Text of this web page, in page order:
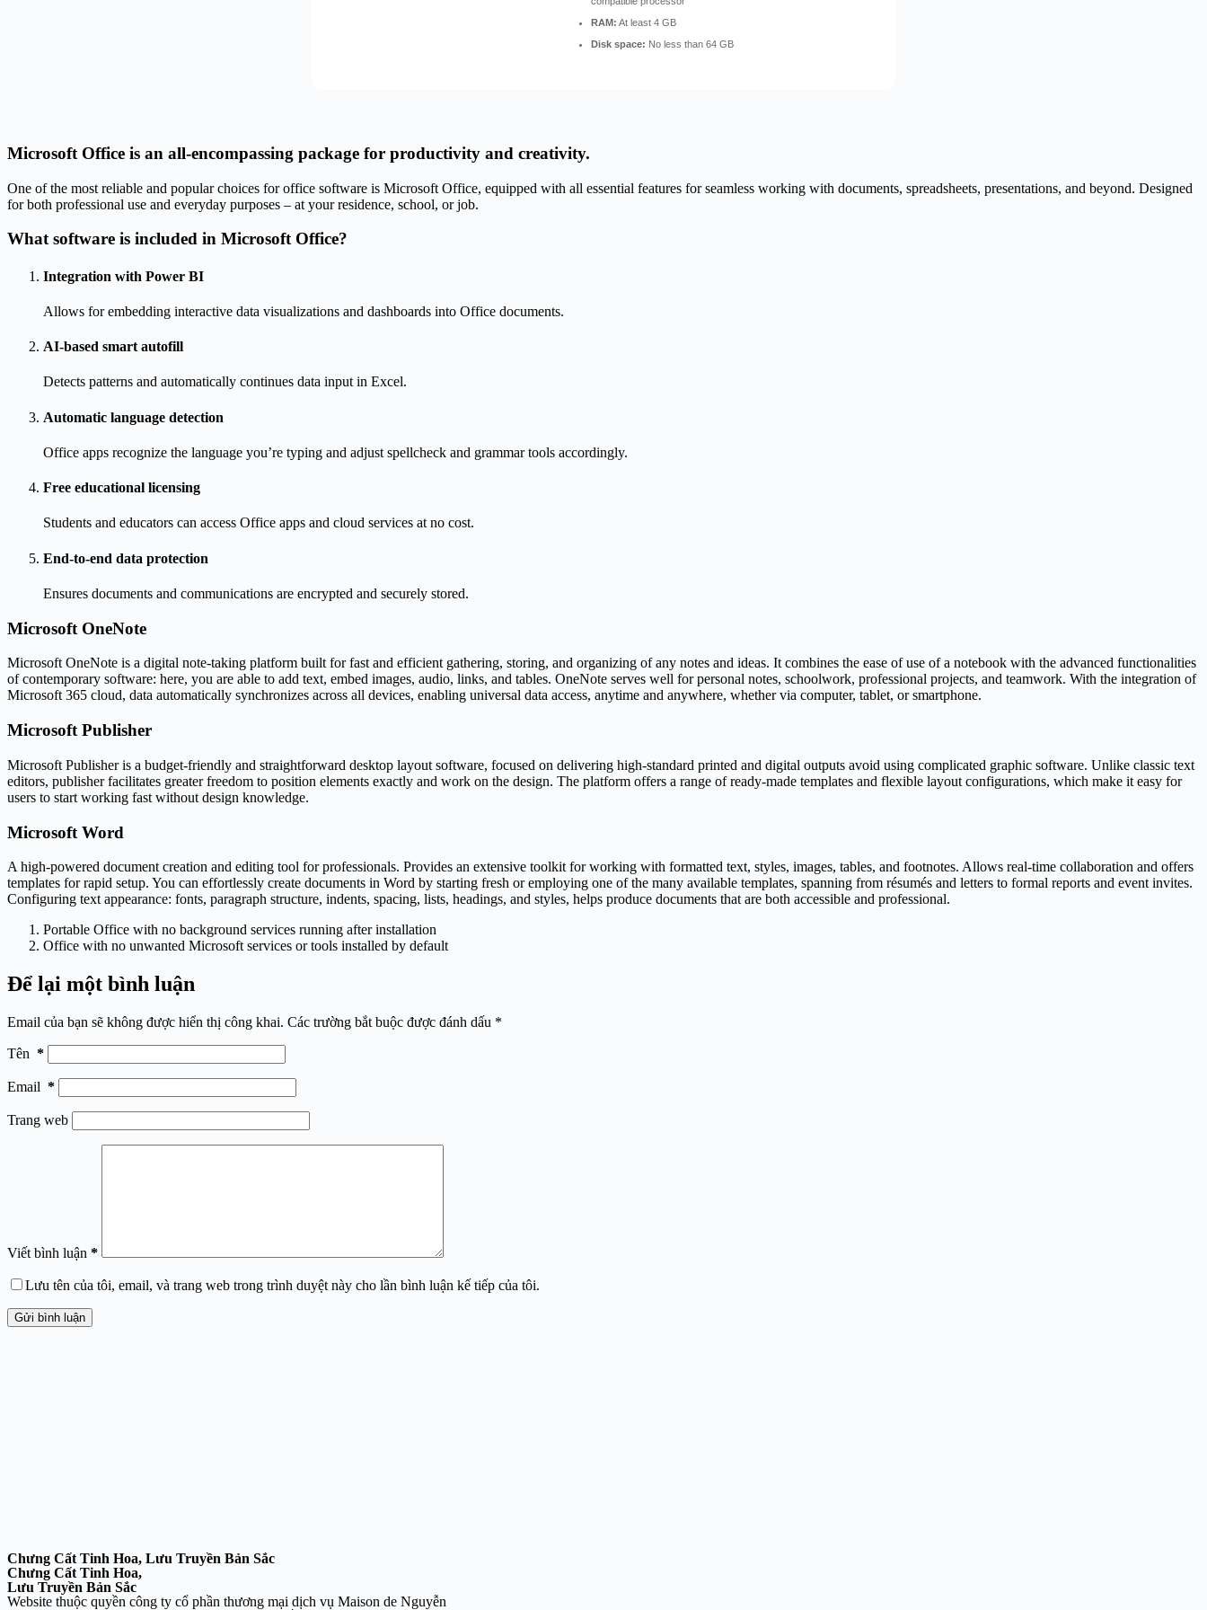
RAM: At least 4 GB
Disk space: No less than 64 GB
Microsoft Office is an all-encompassing package for productivity and creativity.
One of the most reliable and popular choices for office software is Microsoft Office, equipped with all essential features for seamless working with documents, spreadsheets, presentations, and beyond. Designed
for both professional use and everyday purposes – at your residence, school, or job.
What software is included in Microsoft Office?
Integration with Power BI
Allows for embedding interactive data visualizations and dashboards into Office documents.
AI-based smart autofill
Detects patterns and automatically continues data input in Excel.
Automatic language detection
Office apps recognize the language you’re typing and adjust spellcheck and grammar tools accordingly.
Free educational licensing
Students and educators can access Office apps and cloud services at no cost.
End-to-end data protection
Ensures documents and communications are encrypted and securely stored.
Microsoft OneNote
Microsoft OneNote is a digital note-taking platform built for fast and efficient gathering, storing, and organizing of any notes and ideas. It combines the ease of use of a notebook with the advanced functionalities
of contemporary software: here, you are able to add text, embed images, audio, links, and tables. OneNote serves well for personal notes, schoolwork, professional projects, and teamwork. With the integration of
Microsoft 365 cloud, data automatically synchronizes across all devices, enabling universal data access, anytime and anywhere, whether via computer, tablet, or smartphone.
Microsoft Publisher
Microsoft Publisher is a budget-friendly and straightforward desktop layout software, focused on delivering high-standard printed and digital outputs avoid using complicated graphic software. Unlike classic text
editors, publisher facilitates greater freedom to position elements exactly and work on the design. The platform offers a range of ready-made templates and flexible layout configurations, which make it easy for
users to start working fast without design knowledge.
Microsoft Word
A high-powered document creation and editing tool for professionals. Provides an extensive toolkit for working with formatted text, styles, images, tables, and footnotes. Allows real-time collaboration and offers
templates for rapid setup. You can effortlessly create documents in Word by starting fresh or employing one of the many available templates, spanning from résumés and letters to formal reports and event invites.
Configuring text appearance: fonts, paragraph structure, indents, spacing, lists, headings, and styles, helps produce documents that are both accessible and professional.
Portable Office with no background services running after installation
Office with no unwanted Microsoft services or tools installed by default
Để lại một bình luận
Email của bạn sẽ không được hiển thị công khai. Các trường bắt buộc được đánh dấu *
Tên *
Email *
Trang web
Viết bình luận *
Lưu tên của tôi, email, và trang web trong trình duyệt này cho lần bình luận kế tiếp của tôi.
Gửi bình luận
Chưng Cất Tinh Hoa, Lưu Truyền Bản Sắc
Chưng Cất Tinh Hoa,
Lưu Truyền Bản Sắc
Website thuộc quyền công ty cổ phần thương mại dịch vụ Maison de Nguyễn